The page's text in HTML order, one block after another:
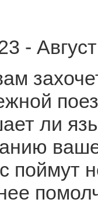
-
ли
поймут